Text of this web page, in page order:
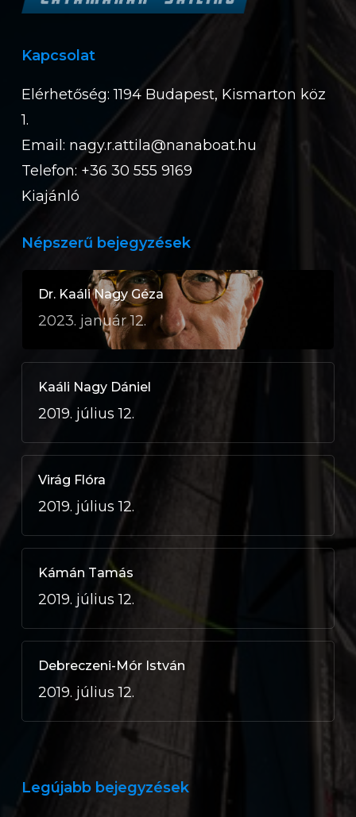
Kapcsolat
Elérhetőség: 1194 Budapest, Kismarton köz
1.
Email: nagy.r.attila@nanaboat.hu
Telefon: +36 30 555 9169
Kiajánló
Népszerű bejegyzések
Dr. Kaáli Nagy Géza
2023. január 12.
Kaáli Nagy Dániel
2019. július 12.
Virág Flóra
2019. július 12.
Kámán Tamás
2019. július 12.
Debreczeni-Mór István
2019. július 12.
Legújabb bejegyzések